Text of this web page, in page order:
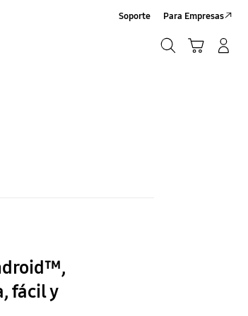
Soporte Para Empresas
fácil y